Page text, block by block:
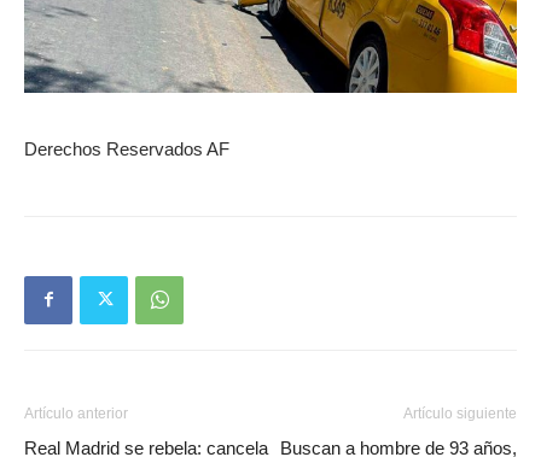
Derechos Reservados AF
Artículo anterior
Real Madrid se rebela: cancela
Artículo siguiente
Buscan a hombre de 93 años,